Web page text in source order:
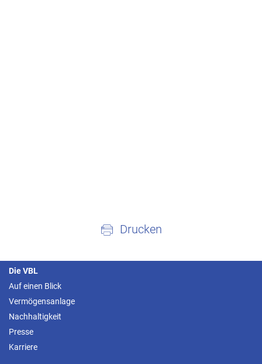
Drucken
Die VBL
Auf einen Blick
Vermögensanlage
Nachhaltigkeit
Presse
Karriere